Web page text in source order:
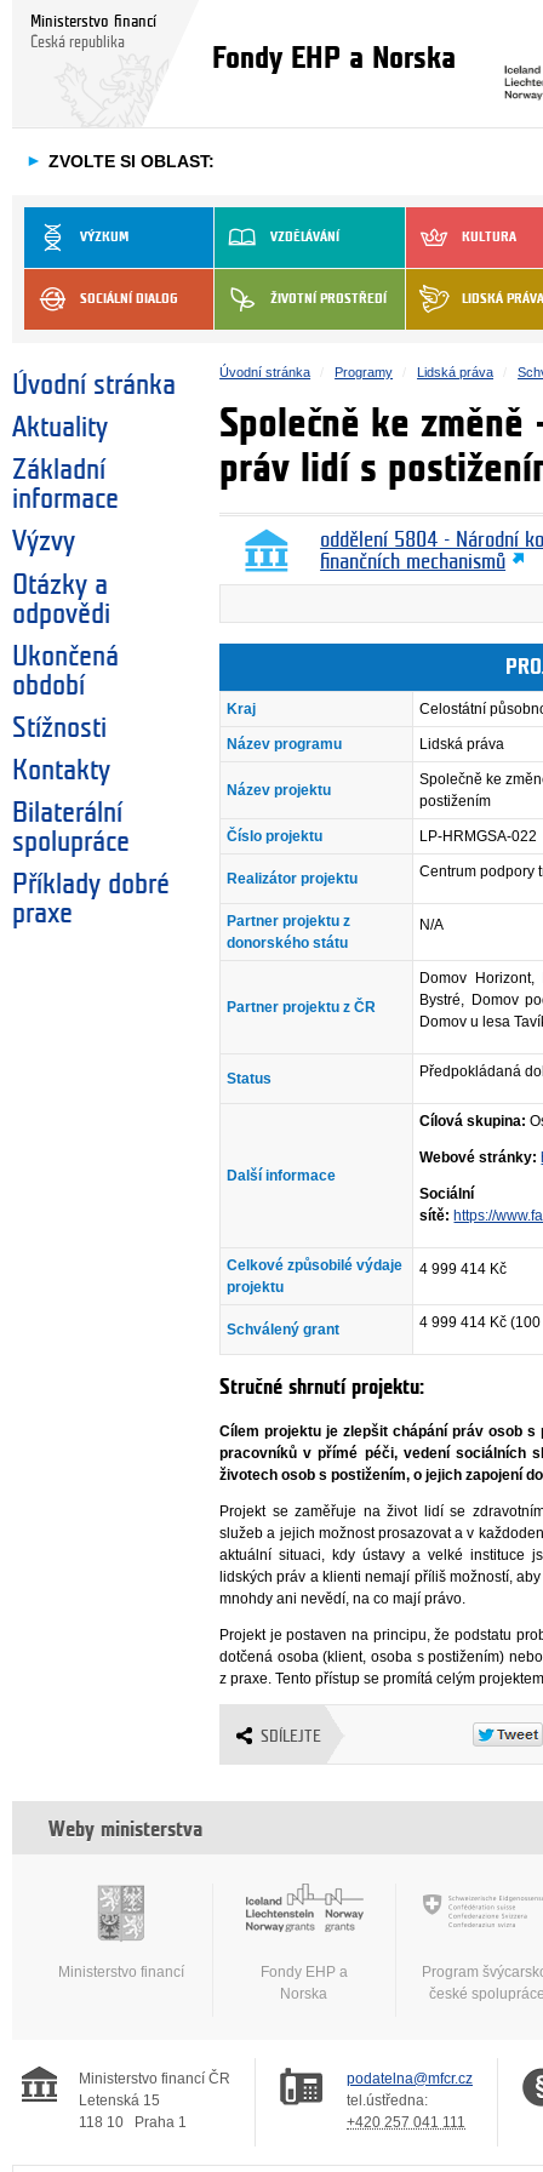
Ministerstvo financí
Česká republika
Fondy EHP a Norska
► ZVOLTE SI OBLAST:
VÝZKUM VZDĚLÁVÁNÍ KULTURA
SOCIÁLNÍ DIALOG ŽIVOTNÍ PROSTŘEDÍ LIDSKÁ PRÁVA
Úvodní stránka
Aktuality
Základní
informace
Výzvy
Otázky a
odpovědi
Ukončená
období
Stížnosti
Kontakty
Bilaterální
spolupráce
Příklady dobré
praxe
Úvodní stránka Programy Lidská práva
Společně ke
práv lidí s
oddělení 5804 - Národní
finančních mechanismů
Kraj Celostátní
Název programu Lidská práva
Název projektu
Společně ke
postižením
Číslo projektu LP-HRMGSA-022
Realizátor projektu Centrum podpory
Partner projektu z
donorského státu
N/A
Partner projektu z ČR
Domov
Bystré, Domov
Domov u lesa
Status Předpokládaná
Další informace
Cílová skupina:
Webové stránky:
Sociální
sítě: https://
Celkové způsobilé výdaje
projektu
4 999 414 Kč
Schválený grant 4 999 414 Kč
Stručné shrnutí projektu:
Cílem projektu je zlepšit chápání práv osob
pracovníků v přímé péči, vedení sociálních
životech osob s postižením, o jejich zapojení
Projekt se zaměřuje na život lidí se
služeb a jejich možnost prosazovat a v
aktuální situaci, kdy ústavy a velké instituce
lidských práv a klienti nemají příliš možností,
mnohdy ani nevědí, na co mají právo.
Projekt je postaven na principu, že podstatu
dotčená osoba (klient, osoba s postižením)
z praxe. Tento přístup se promítá celým
SDÍLEJTE
Weby ministerstva
Ministerstvo financí
Fondy EHP a
Norska
Program
české
Ministerstvo financí ČR
Letenská 15
118 10
Praha 1
podatelna@mfcr.cz
tel.ústředna:
+420 257 041 111